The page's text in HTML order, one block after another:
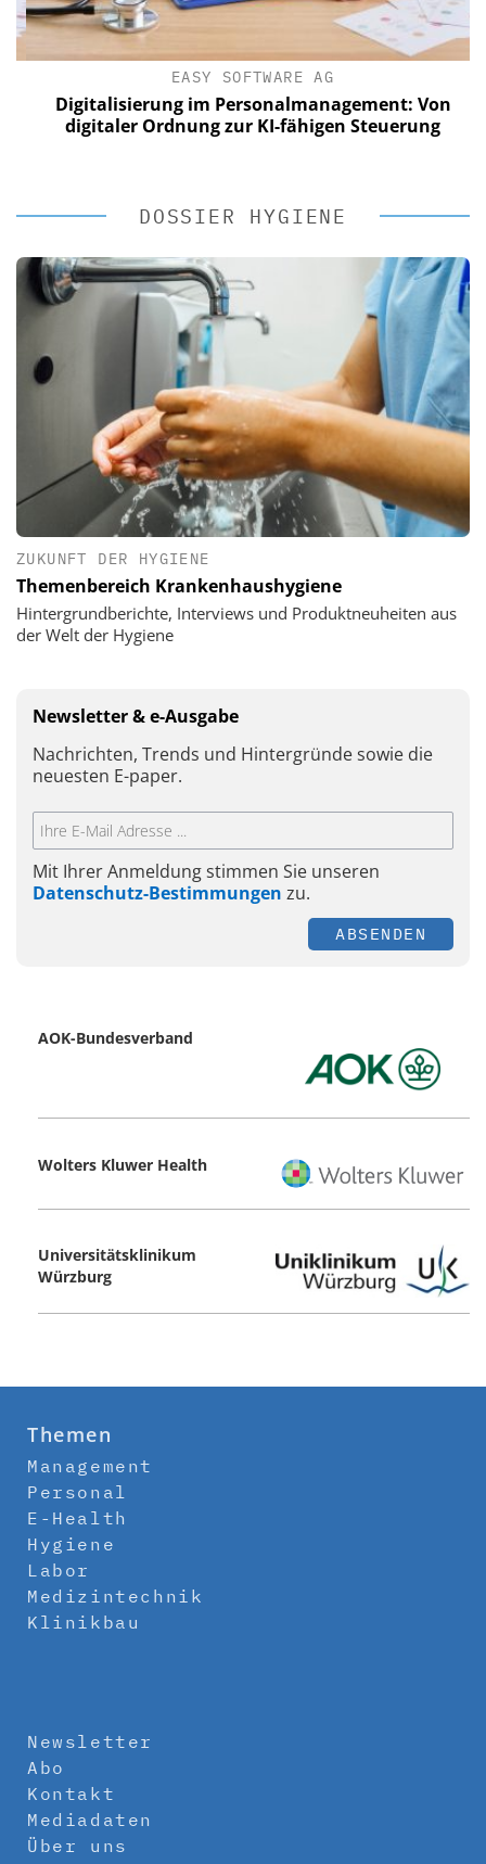
EASY SOFTWARE AG
Digitalisierung im Personalmanagement: Von
digitaler Ordnung zur KI-fähigen Steuerung
DOSSIER HYGIENE
ZUKUNFT DER HYGIENE
Themenbereich Krankenhaushygiene
Hintergrundberichte, Interviews und Produktneuheiten aus
der Welt der Hygiene
Newsletter & e-Ausgabe
Nachrichten, Trends und Hintergründe sowie die
neuesten E-paper.
Mit Ihrer Anmeldung stimmen Sie unseren
Datenschutz-Bestimmungen zu.
ABSENDEN
AOK-Bundesverband
Wolters Kluwer Health
Universitätsklinikum
Würzburg
Themen
Management
Personal
E-Health
Hygiene
Labor
Medizintechnik
Klinikbau
Newsletter
Abo
Kontakt
Mediadaten
Über uns